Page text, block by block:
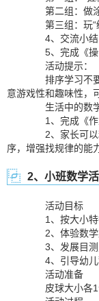
第二组：做涂
第三组：玩“
4、交流小结
5、完成《操
活动提示：
排序学习不要
意游戏性和趣味性，
生活中的数学
1、完成《作
2、家长可以
序，增强找规律的能
2、小班数学
活动目标
1、按大小特
2、体验数学
3、发展目测
4、引导幼儿
活动准备
皮球大小各1